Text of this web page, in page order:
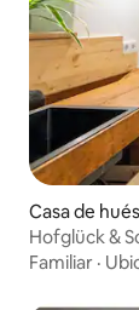
Casa de
Hofglück &
Familiar ·